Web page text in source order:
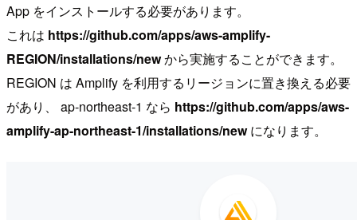
App をインストールする必要があります。
これは https://github.com/apps/aws-amplify-
REGION/installations/newから実施することができます。
REGION は Amplify を利用するリージョンに置き換える必要
があり、 ap-northeast-1 なら https://github.com/apps/aws-
amplify-ap-northeast-1/installations/newになります。